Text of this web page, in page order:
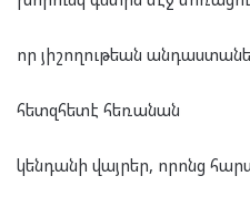
որ յիշողութեան
հետզհետէ հեռանան
կենդանի վայրեր, որոնց